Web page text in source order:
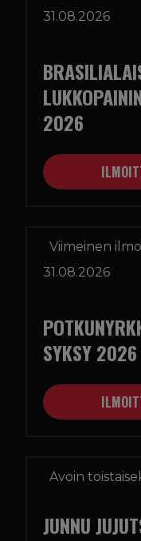
31.08.2026
2026
Viimeinen
31.08.2026
SYKSY 2026
Avoin
JUNNU